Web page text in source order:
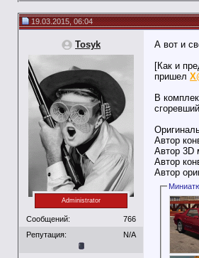
19.03.2015, 06:04
Tosyk
Administrator
Сообщений:
766
Репутация:
N/A
А вот и
[Как и
пришел
В
Автор
Автор 3D
Автор
Автор